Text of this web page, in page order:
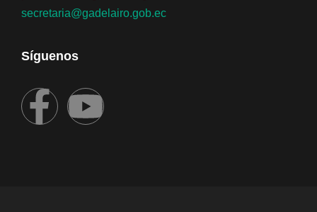
secretaria@gadelairo.gob.ec
Síguenos